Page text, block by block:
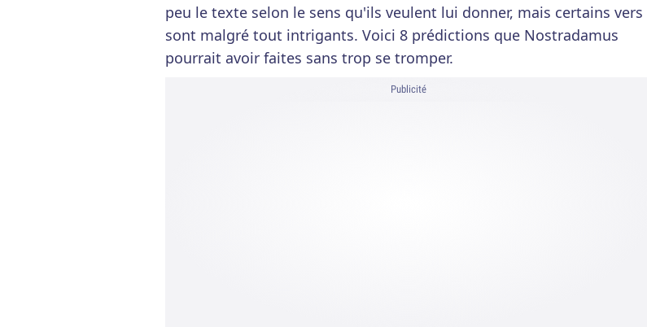
peu le texte selon le sens qu'ils veulent lui donner, mais certains vers
sont malgré tout intrigants. Voici 8 prédictions que Nostradamus
pourrait avoir faites sans trop se tromper.
Publicité